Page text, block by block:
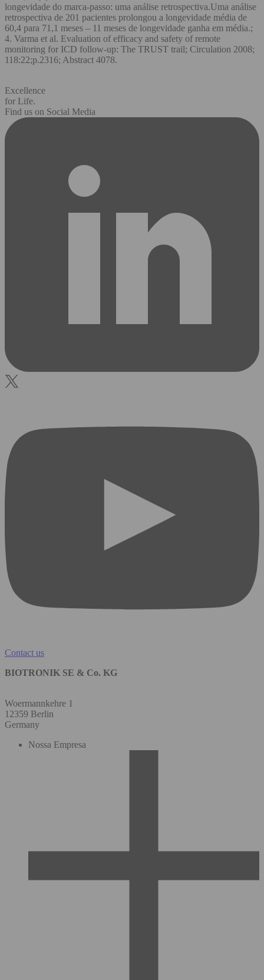
longevidade do marca-passo: uma análise retrospectiva.Uma análise
retrospectiva de 201 pacientes prolongou a longevidade média de
60,4 para 71,1 meses – 11 meses de longevidade ganha em média.;
4. Varma et al. Evaluation of efficacy and safety of remote
monitoring for ICD follow-up: The TRUST trail; Circulation 2008;
118:22;p.2316; Abstract 4078.
Excellence
for Life.
Find us on Social Media
Contact us
BIOTRONIK SE & Co. KG
Woermannkehre 1
12359 Berlin
Germany
Nossa Empresa